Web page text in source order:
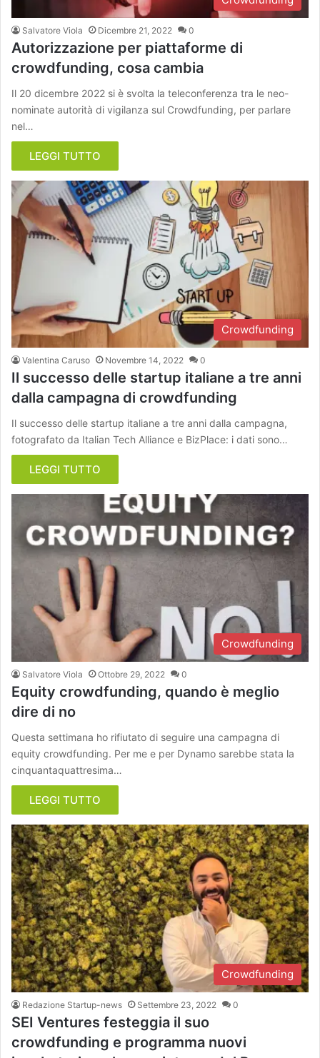
Salvatore Viola Dicembre 21, 2022 0
Autorizzazione per piattaforme di
crowdfunding, cosa cambia
Il 20 dicembre 2022 si è svolta la teleconferenza tra le neo-
nominate autorità di vigilanza sul Crowdfunding, per parlare
nel…
LEGGI TUTTO
Crowdfunding
Valentina Caruso Novembre 14, 2022 0
Il successo delle startup italiane a tre anni
dalla campagna di crowdfunding
Il successo delle startup italiane a tre anni dalla campagna,
fotografato da Italian Tech Alliance e BizPlace: i dati sono…
LEGGI TUTTO
Crowdfunding
Salvatore Viola Ottobre 29, 2022 0
Equity crowdfunding, quando è meglio
dire di no
Questa settimana ho rifiutato di seguire una campagna di
equity crowdfunding. Per me e per Dynamo sarebbe stata la
cinquantaquattresima…
LEGGI TUTTO
Crowdfunding
Redazione Startup-news Settembre 23, 2022 0
SEI Ventures festeggia il suo
crowdfunding e programma nuovi